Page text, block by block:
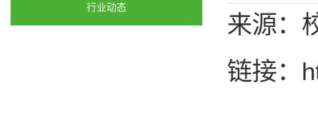
行业动态
来源：
链接：